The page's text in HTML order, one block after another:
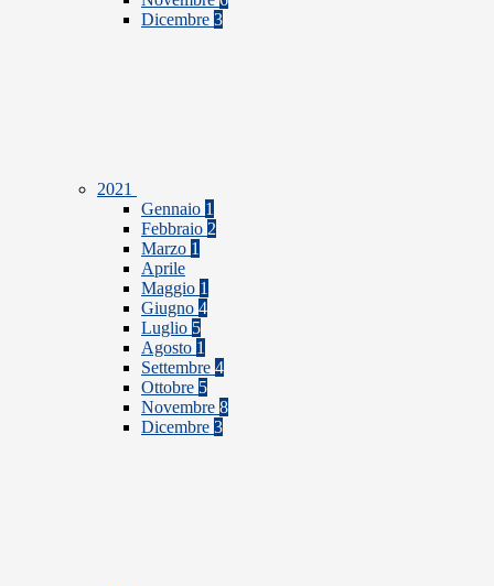
Dicembre 3
2021
Gennaio 1
Febbraio 2
Marzo 1
Aprile
Maggio 1
Giugno 4
Luglio 5
Agosto 1
Settembre 4
Ottobre 5
Novembre 8
Dicembre 3